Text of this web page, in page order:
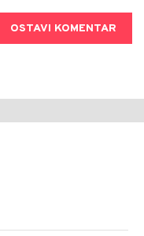
OSTAVI KOMENTAR